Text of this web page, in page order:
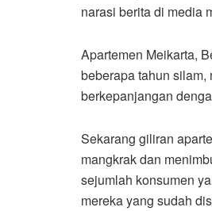
narasi berita di media
Apartemen Meikarta,
beberapa tahun
berkepanjangan
Sekarang giliran
mangkrak dan
sejumlah konsumen
mereka yang sudah